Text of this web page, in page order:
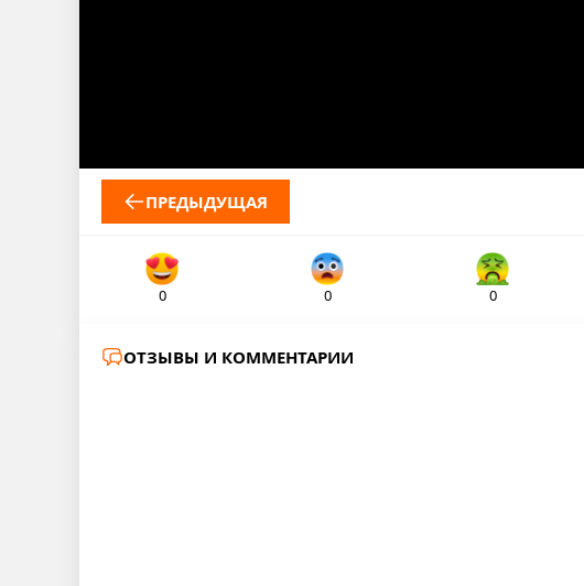
ПРЕДЫДУЩАЯ
0 0 0
ОТЗЫВЫ И КОММЕНТАРИИ